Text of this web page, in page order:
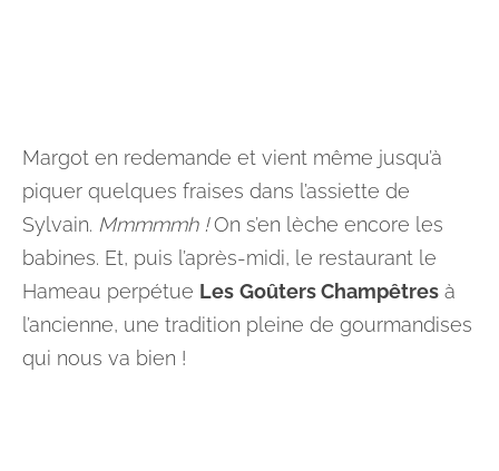
Margot en redemande et vient même jusqu’à
piquer quelques fraises dans l’assiette de
Sylvain. Mmmmmh !On s’en lèche encore les
babines. Et, puis l’après-midi, le restaurant le
Hameau perpétue Les Goûters Champêtres à
l’ancienne, une tradition pleine de gourmandises
qui nous va bien !